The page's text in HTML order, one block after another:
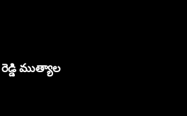
ముత్యాల